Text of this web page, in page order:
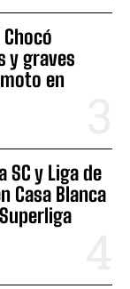
y graves
en
SC y Liga de
Casa Blanca